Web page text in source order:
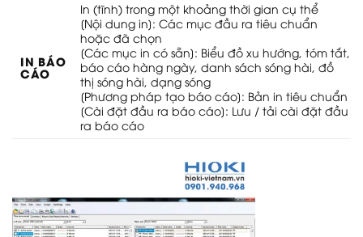
IN BÁO
CÁO
In (tĩnh) trong một khoảng thời gian cụ thể
[Nội dung in]: Các mục đầu ra tiêu chuẩn
hoặc đã chọn
[Các mục in có sẵn]: Biểu đồ xu hướng, tóm tắt,
báo cáo hàng ngày, danh sách sóng hài, đồ
thị sóng hài, dạng sóng
[Phương pháp tạo báo cáo]: Bản in tiêu chuẩn
[Cài đặt đầu ra báo cáo]: Lưu / tải cài đặt đầu
ra báo cáo